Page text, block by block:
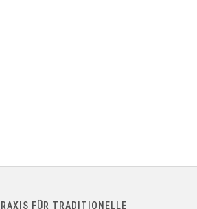
FÜR TRADITIONELLE